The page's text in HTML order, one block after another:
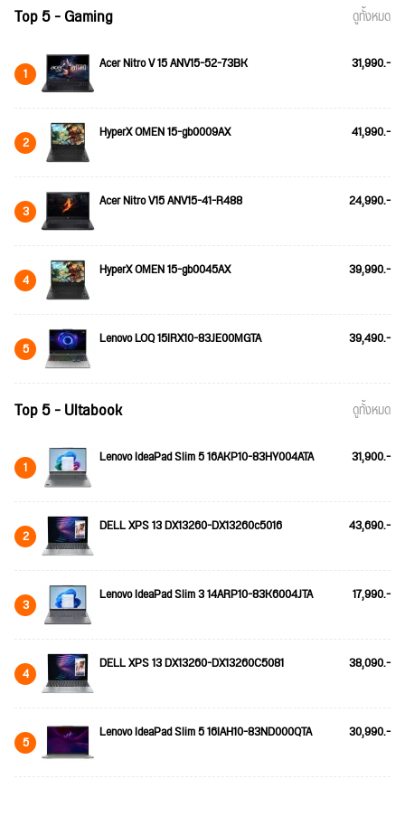
Top 5 - Gaming ดูทั้งหมด
1 Acer Nitro V 15 ANV15-52-73BK 31,990.-
2 HyperX OMEN 15-gb0009AX 41,990.-
3 Acer Nitro V15 ANV15-41-R488 24,990.-
4 HyperX OMEN 15-gb0045AX 39,990.-
5 Lenovo LOQ 15IRX10-83JE00MGTA 39,490.-
Top 5 - Ultabook ดูทั้งหมด
1 Lenovo IdeaPad Slim 5 16AKP10-83HY004ATA 31,900.-
2 DELL XPS 13 DX13260-DX13260c5016 43,690.-
3 Lenovo IdeaPad Slim 3 14ARP10-83K6004JTA 17,990.-
4 DELL XPS 13 DX13260-DX13260C5081 38,090.-
5 Lenovo IdeaPad Slim 5 16IAH10-83ND000QTA 30,990.-